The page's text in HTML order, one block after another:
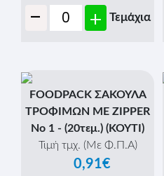
- + Τεμάχια
FOODPACK ΣΑΚΟΥΛΑ
ΤΡΟΦΙΜΩΝ ME ZIPPER
Νο 1 - (20τεμ.) (ΚΟΥΤΙ)
Τιμή τμχ. (Με Φ.Π.Α)
0,91€